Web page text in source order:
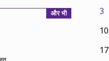
और भी
3
10
17